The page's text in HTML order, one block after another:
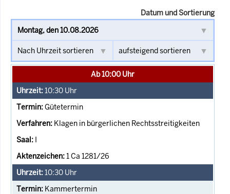
Datum und Sortierung
Ab 10:00 Uhr
10:30 Uhr
Gütetermin
Klagen in bürgerlichen Rechtsstreitigkeiten
I
1 Ca 1281/26
10:30 Uhr
Kammertermin